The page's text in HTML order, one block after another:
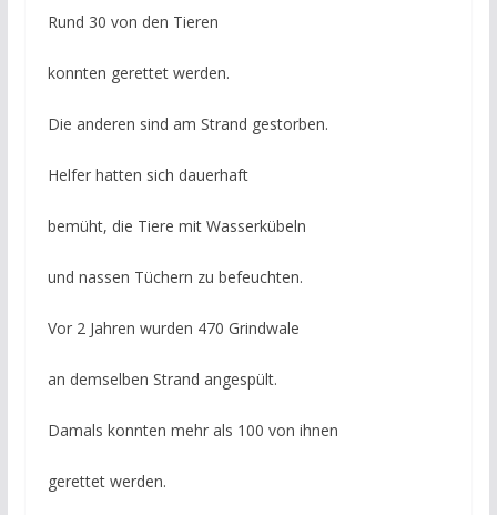
Rund 30 von den Tieren
konnten gerettet werden.
Die anderen sind am Strand gestorben.
Helfer hatten sich dauerhaft
bemüht, die Tiere mit Wasserkübeln
und nassen Tüchern zu befeuchten.
Vor 2 Jahren wurden 470 Grindwale
an demselben Strand angespült.
Damals konnten mehr als 100 von ihnen
gerettet werden.